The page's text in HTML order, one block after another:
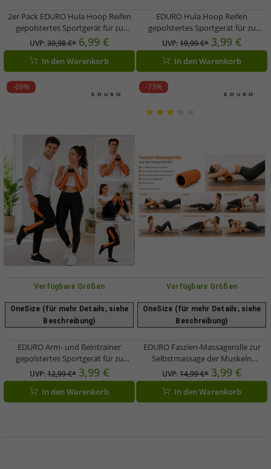
2er Pack EDURO Hula Hoop Reifen
gepolstertes Sportgerät für zu
Hause Fitness-Reifen 97cm 8983249
Blau/Grau
UVP:39,98 €* 6,99 €
In den Warenkorb
EDURO Hula Hoop Reifen
gepolstertes Sportgerät für zu
Hause Fitness-Reifen 97cm 8983249
Blau/Grau
UVP:19,99 €* 3,99 €
In den Warenkorb
-69%
Verfügbare Größen
OneSize (für mehr Details, siehe
Beschreibung)
EDURO Arm- und Beintrainer
gepolstertes Sportgerät für zu
Hause Oberschenkel-Trainer
38x25cm 7749103 Orange
UVP:12,99 €* 3,99 €
In den Warenkorb
-73%
Verfügbare Größen
OneSize (für mehr Details, siehe
Beschreibung)
EDURO Faszien-Massagerolle zur
Selbstmassage der Muskeln
Schaumstoffrolle Regenerations-
Rolle ca. 34x15cm Orange
UVP:14,99 €* 3,99 €
In den Warenkorb